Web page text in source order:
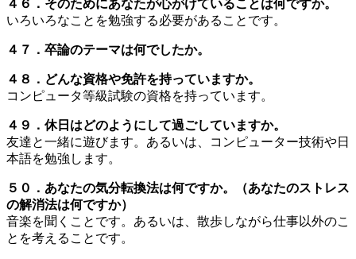
４６．そのためにあなたが心がけていることは何ですか。
いろいろなことを勉強する必要があることです。
４７．卒論のテーマは何でしたか。
４８．どんな資格や免許を持っていますか。
コンピュータ等級試験の資格を持っています。
４９．休日はどのようにして過ごしていますか。
友達と一緒に遊びます。あるいは、コンピューター技術や日
本語を勉強します。
５０．あなたの気分転換法は何ですか。（あなたのストレス
の解消法は何ですか）
音楽を聞くことです。あるいは、散歩しながら仕事以外のこ
とを考えることです。